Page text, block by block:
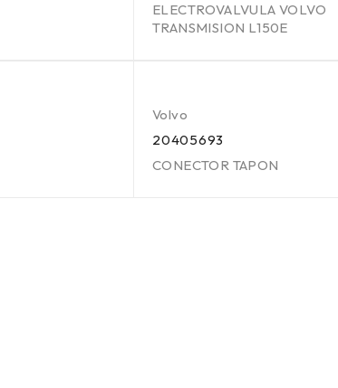
ELECTROVALVULA VOLVO
TRANSMISION L150E
Volvo
20405693
CONECTOR TAPON